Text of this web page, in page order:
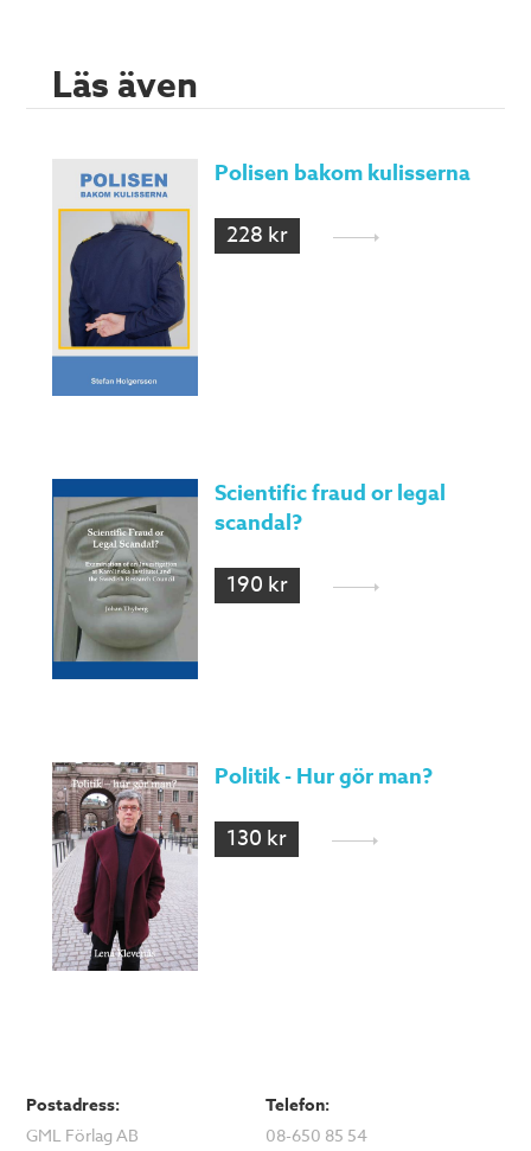
Läs även
Polisen bakom kulisserna
228 kr
Scientific fraud or legal
scandal?
190 kr
Politik - Hur gör man?
130 kr
Postadress:
GML Förlag AB
Telefon:
08-650 85 54